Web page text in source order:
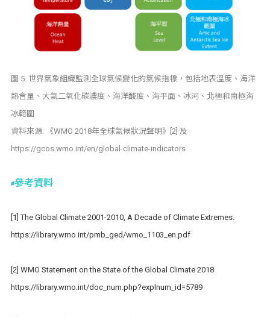
圖 5. 世界氣象組織監測全球氣候變化的氣候指標，包括地表溫度、海洋
熱含量、大氣二氧化碳濃度、海洋酸度、海平面、冰河、北極和南極海
冰範圍
資料來源: 《WMO 2018年全球氣候狀況聲明》[2] 及
https://gcos.wmo.int/en/global-climate-indicators
參考資料
[1] The Global Climate 2001-2010, A Decade of Climate Extremes.
https://library.wmo.int/pmb_ged/wmo_1103_en.pdf
[2] WMO Statement on the State of the Global Climate 2018
https://library.wmo.int/doc_num.php?explnum_id=5789